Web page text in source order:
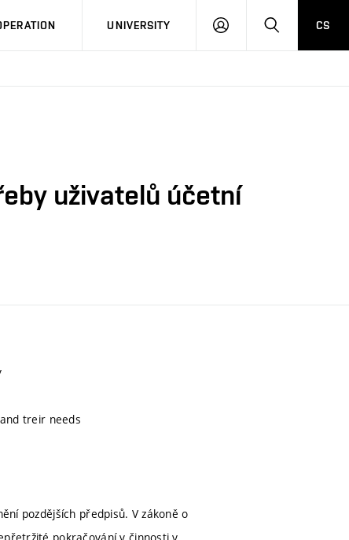
UNIVERSITY
LOG
SEARCHCS
uživatelů účetní
treir needs
pozdějších předpisů. V zákoně o